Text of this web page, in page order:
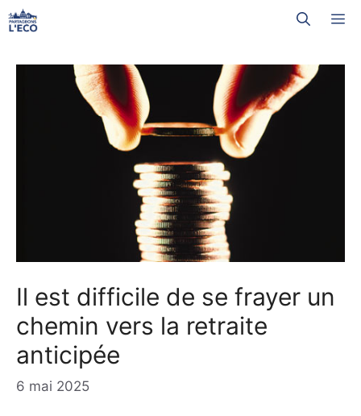
Aller
au
Il est difficile de se frayer un
chemin vers la retraite
anticipée
6 mai 2025